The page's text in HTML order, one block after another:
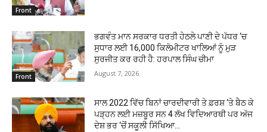
Front
Front
ਭਗਵੰਤ ਮਾਨ ਸਰਕਾਰ ਧਰਤੀ ਹੇਠਲੇ ਪਾਣੀ ਦੇ ਪੱਧਰ ‘ਚ
ਸੁਧਾਰ ਲਈ 16,000 ਕਿਲੋਮੀਟਰ ਖਾਲਿਆਂ ਨੂੰ ਮੁੜ
ਸੁਰਜੀਤ ਕਰ ਰਹੀ ਹੈ: ਹਰਪਾਲ ਸਿੰਘ ਚੀਮਾ
August 7, 2026
ਸਾਲ 2022 ਵਿੱਚ ਬਿਨਾਂ ਚਾਰਦੀਵਾਰੀ ਤੇ ਫ਼ਰਸ਼ ‘ਤੇ ਬੈਠ ਕੇ
ਪੜ੍ਹਨ ਲਈ ਮਜ਼ਬੂਰ ਸਨ 4 ਲੱਖ ਵਿਦਿਆਰਥੀ ਪਰ ਅੱਜ
ਦੇਸ਼ ਭਰ ‘ਚੋਂ ਸਕੂਲੀ ਸਿੱਖਿਆ...